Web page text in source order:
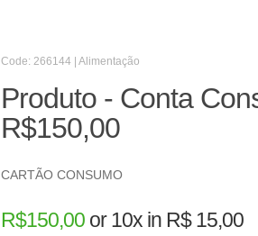
Code: 266144 | Alimentação
Produto - Conta
R$150,00
CARTÃO CONSUMO
R$150,00or10x in R$ 15,00